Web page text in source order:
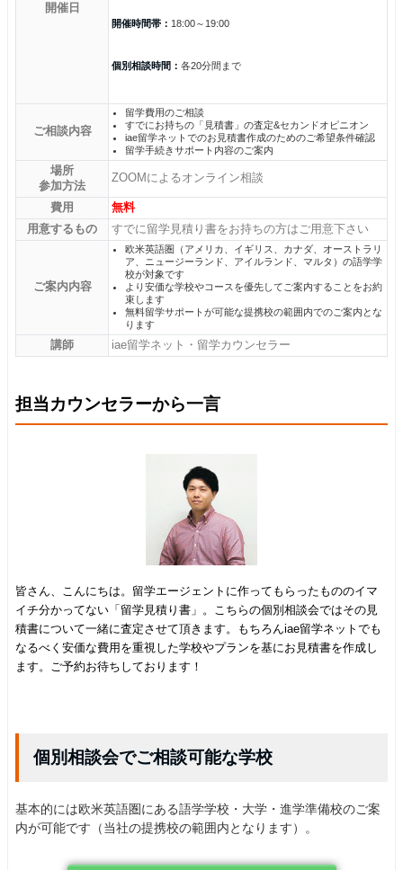
開催日
開催時間帯： 18:00～19:00
個別相談時間： 各20分間まで
ご相談内容
留学費用のご相談
すでにお持ちの「見積書」の査定&セカンドオピニオン
iae留学ネットでのお見積書作成のためのご希望条件確認
留学手続きサポート内容のご案内
場所
参加方法
ZOOMによるオンライン相談
費用
無料
用意するもの
すでに留学見積り書をお持ちの方はご用意下さい
ご案内内容
欧米英語圏（アメリカ、イギリス、カナダ、オーストラリ
ア、ニュージーランド、アイルランド、マルタ）の語学学
校が対象です
より安価な学校やコースを優先してご案内することをお約
束します
無料留学サポートが可能な提携校の範囲内でのご案内とな
ります
講師 iae留学ネット・留学カウンセラー
担当カウンセラーから一言
皆さん、こんにちは。留学エージェントに作ってもらったもののイマ
イチ分かってない「留学見積り書」。こちらの個別相談会ではその見
積書について一緒に査定させて頂きます。もちろんiae留学ネットでも
なるべく安価な費用を重視した学校やプランを基にお見積書を作成し
ます。ご予約お待ちしております！
個別相談会でご相談可能な学校
基本的には欧米英語圏にある語学学校・大学・進学準備校のご案
内が可能です（当社の提携校の範囲内となります）。